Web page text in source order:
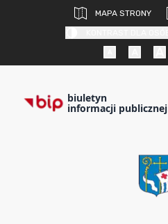
MAPA STRONY
biuletyn
informacji publicznej